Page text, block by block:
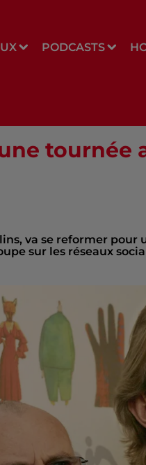
PODCASTS
tournée
va se reformer
sur les réseaux